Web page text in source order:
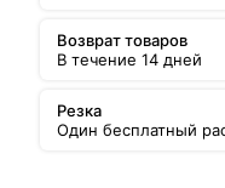
Возврат товаров
В течение 14 дней
Резка
Один бесплатный